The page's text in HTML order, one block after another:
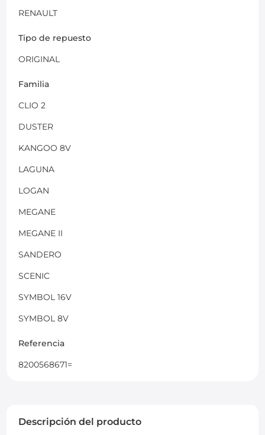
RENAULT
Tipo de repuesto
ORIGINAL
Familia
CLIO 2
DUSTER
KANGOO 8V
LAGUNA
LOGAN
MEGANE
MEGANE II
SANDERO
SCENIC
SYMBOL 16V
SYMBOL 8V
Referencia
8200568671=
Descripción del producto